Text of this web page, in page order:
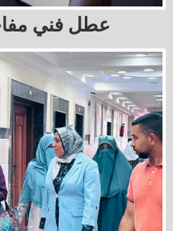
عطل فني